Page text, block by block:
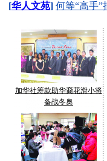
[华人文苑] 何等“高手”
加华社筹款助华裔花滑小将
备战冬奥